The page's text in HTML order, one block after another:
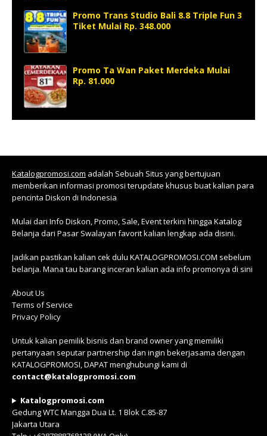
Promo Trans Studio Bali 8.8 Triple Fun 3
Tiket Mulai Rp. 348.000
Promo Ta Wan Paket Merdeka Mulai
Rp. 81.000
Katalogpromosi.com adalah Sebuah Situs yang bertujuan
memberikan informasi promosi terupdate khusus buat kalian para
pencinta Diskon di Indonesia
Mulai dari Info Diskon, Promo, Sale, Event terkini hingga Katalog
Belanja dari Pasar Swalayan favorit kalian lengkap ada disini.
Jadikan pastikan kalian cek dulu KATALOGPROMOSI.COM sebelum
belanja. Mana tau barang inceran kalian ada info promonya di sini
About Us
Terms of Service
Privacy Policy
Untuk kalian pemilik bisnis dan brand owner yang memiliki
pertanyaan seputar partnership dan ingin bekerjasama dengan
KATALOGPROMOSI, DAPAT menghubungi kami di
contact@katalogpromosi.com
Katalogpromosi.com
Gedung WTC Mangga Dua Lt. 1 Blok C.85-87
Jakarta Utara